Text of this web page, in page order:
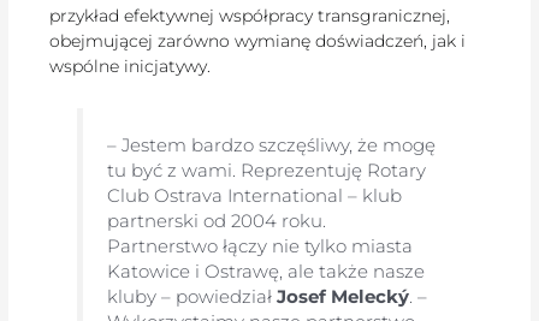
przykład efektywnej współpracy transgranicznej,
obejmującej zarówno wymianę doświadczeń, jak i
wspólne inicjatywy.
– Jestem bardzo szczęśliwy, że mogę
tu być z wami. Reprezentuję Rotary
Club Ostrava International – klub
partnerski od 2004 roku.
Partnerstwo łączy nie tylko miasta
Katowice i Ostrawę, ale także nasze
kluby – powiedziałJosef Melecký. –